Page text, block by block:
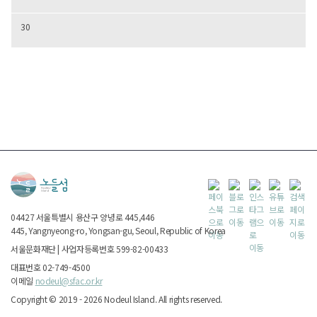
30
04427서울특별시 용산구 양녕로 445,446
445, Yangnyeong-ro, Yongsan-gu, Seoul, Republic of Korea
서울문화재단| 사업자등록번호 599-82-00433
대표번호 02-749-4500
이메일 nodeul@sfac.or.kr
Copyright © 2019 - 2026Nodeul Island.All rights reserved.